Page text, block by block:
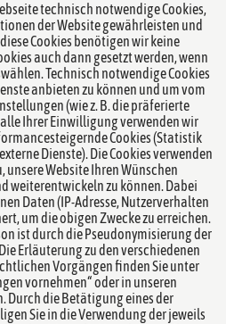
technisch notwendige Cookies,
der Website gewährleisten und
Cookies benötigen wir keine
auch dann gesetzt werden, wenn
Technisch notwendige Cookies
anbieten zu können und um vom
(wie z. B. die präferierte
Ihrer Einwilligung verwenden wir
Cookies (Statistik
Dienste). Die Cookies verwenden
Website Ihren Wünschen
weiterentwickeln zu können. Dabei
Daten (IP-Adresse, Nutzerverhalten
um die obigen Zwecke zu erreichen.
ist durch die Pseudonymisierung der
Erläuterung zu den verschiedenen
Vorgängen finden Sie unter
vornehmen“ oder in unseren
Durch die Betätigung eines der
Sie in die Verwendung der jeweils